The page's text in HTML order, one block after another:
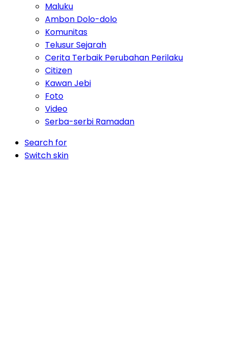
Maluku
Ambon Dolo-dolo
Komunitas
Telusur Sejarah
Cerita Terbaik Perubahan Perilaku
Citizen
Kawan Jebi
Foto
Video
Serba-serbi Ramadan
Search for
Switch skin